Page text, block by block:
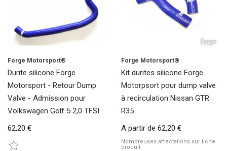
Forge Motorsport®
Durite silicone Forge
Motorsport - Retour Dump
Valve - Admission pour
Volkswagen Golf 5 2,0 TFSI
62,20 €
Forge Motorsport®
Kit durites silicone Forge
Motorpsort pour dump valve
à recirculation Nissan GTR
R35
A partir de 62,20 €
Nombreuses affectations sur fiche
produit